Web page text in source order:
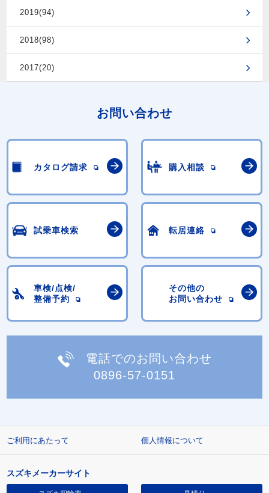
2019(94)
2018(98)
2017(20)
お問い合わせ
カタログ請求 購入相談
試乗車検索 転居連絡
車検/点検/
整備予約
その他の
お問い合わせ
電話でのお問い合わせ
0896-57-0151
ご利用にあたって 個人情報について
スズキメーカーサイト